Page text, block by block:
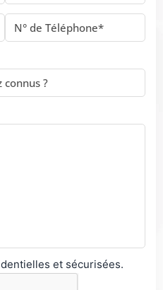
et sécurisées.